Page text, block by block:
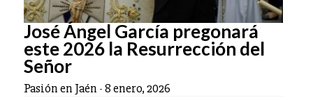
José Ángel García pregonará
este 2026 la Resurrección del
Señor
Pasión en Jaén -8 enero, 2026